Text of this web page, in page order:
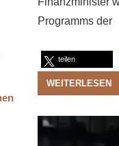
Programms der
teilen
WEITERLESEN